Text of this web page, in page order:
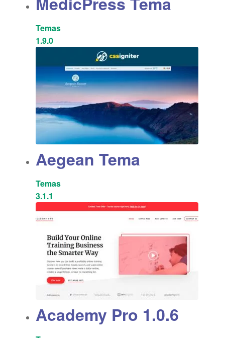
Temas
1.9.0
Aegean Tema
Temas
3.1.1
Academy Pro 1.0.6